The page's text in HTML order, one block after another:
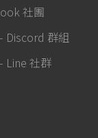
社團
Discord 群組
Line 社群